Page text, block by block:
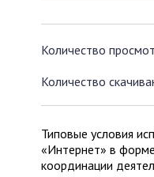
Количество
Количество
Типовые условия
«Интернет» в
координации